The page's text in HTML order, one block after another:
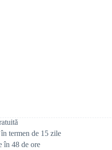
termen de 15 zile
în 48 de ore